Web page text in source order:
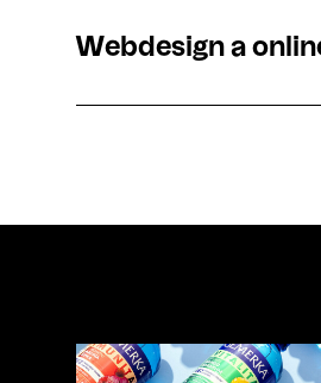
Webdesign a
kombinujú estetiku,